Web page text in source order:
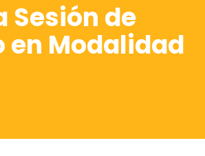
Sesión de
en Modalidad